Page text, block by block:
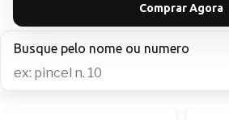
Comprar Agora
Busque pelo nome ou numero